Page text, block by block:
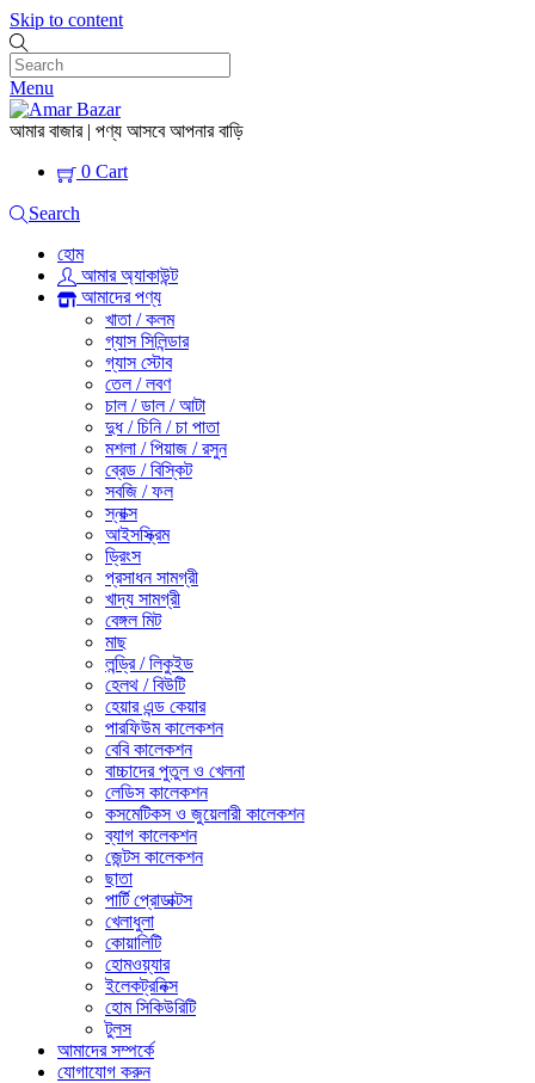
Skip to content
Menu
আমার বাজার | পণ্য আসবে আপনার বাড়ি
0 Cart
Search
হোম
আমার অ্যাকাউন্ট
আমাদের পণ্য
খাতা / কলম
গ্যাস সিলিন্ডার
গ্যাস স্টোব
তেল / লবণ
চাল / ডাল / আটা
দুধ / চিনি / চা পাতা
মশলা / পিয়াজ / রসুন
ব্রেড / বিস্কিট
সবজি / ফল
স্নাক্স
আইসস্ক্রিম
ড্রিংস
প্রসাধন সামগ্রী
খাদ্য সামগ্রী
বেঙ্গল মিট
মাছ
লন্ড্রি / লিকুইড
হেলথ / বিউটি
হেয়ার এন্ড কেয়ার
পারফিউম কালেকশন
বেবি কালেকশন
বাচ্চাদের পুতুল ও খেলনা
লেডিস কালেকশন
কসমেটিকস ও জুয়েলারী কালেকশন
ব্যাগ কালেকশন
জেন্টস কালেকশন
ছাতা
পার্টি প্রোডাক্টস
খেলাধুলা
কোয়ালিটি
হোমওয়্যার
ইলেকট্রনিক্স
হোম সিকিউরিটি
টুলস
আমাদের সম্পর্কে
যোগাযোগ করুন